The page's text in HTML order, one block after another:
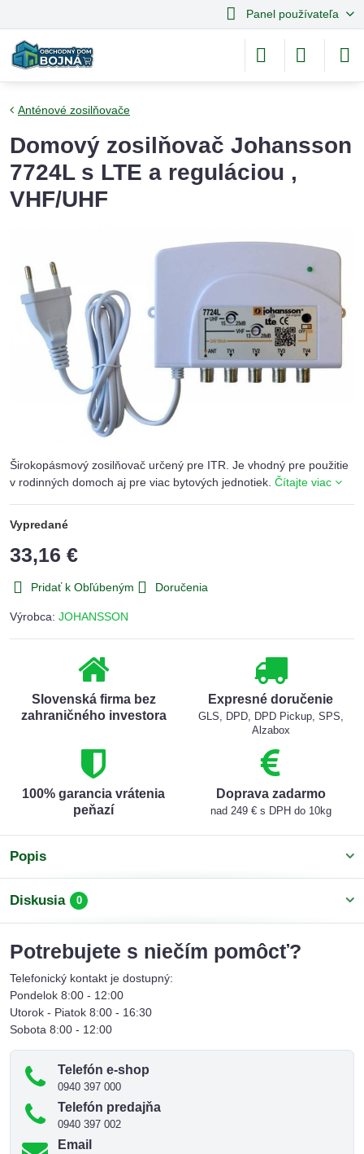
Panel používateľa
Anténové zosilňovače
Domový zosilňovač Johansson
7724L s LTE a reguláciou ,
VHF/UHF
Širokopásmový zosilňovač určený pre ITR. Je vhodný pre použitie
v rodinných domoch aj pre viac bytových jednotiek. Čítajte viac
Vypredané
33,16 €
Pridať k Obľúbeným Doručenia
Výrobca: JOHANSSON
Slovenská firma bez
zahraničného investora
Expresné doručenie
GLS, DPD, DPD Pickup, SPS,
Alzabox
100% garancia vrátenia
peňazí
Doprava zadarmo
nad 249 € s DPH do 10kg
Popis
Diskusia 0
Potrebujete s niečím pomôcť?
Telefonický kontakt je dostupný:
Pondelok 8:00 - 12:00
Utorok - Piatok 8:00 - 16:30
Sobota 8:00 - 12:00
Telefón e-shop
0940 397 000
Telefón predajňa
0940 397 002
Email